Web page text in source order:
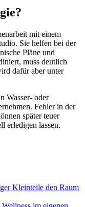
mit einem
Sie helfen bei der
Pläne und
muss deutlich
dafür aber unter
Wasser- oder
Fehler in der
später teuer
erledigen lassen.
Kleinteile den Raum